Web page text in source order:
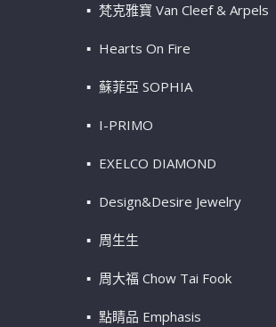
梵克雅寶 Van Cleef & Arpels
Hearts On Fire
蘇菲亞 SOPHIA
I-PRIMO
EXELCO DIAMOND
Design&Desire Jewelry
周生生
周大福 Chow Tai Fook
點睛品 Emphasis